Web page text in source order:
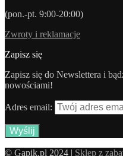
(pon.-pt. 9:00-20:00)
Zwroty i reklamacje
Zapisz się
Zapisz się do Newslettera i
nowościami!
Adres email:
© Gapik.pl 2024 | Sklep z